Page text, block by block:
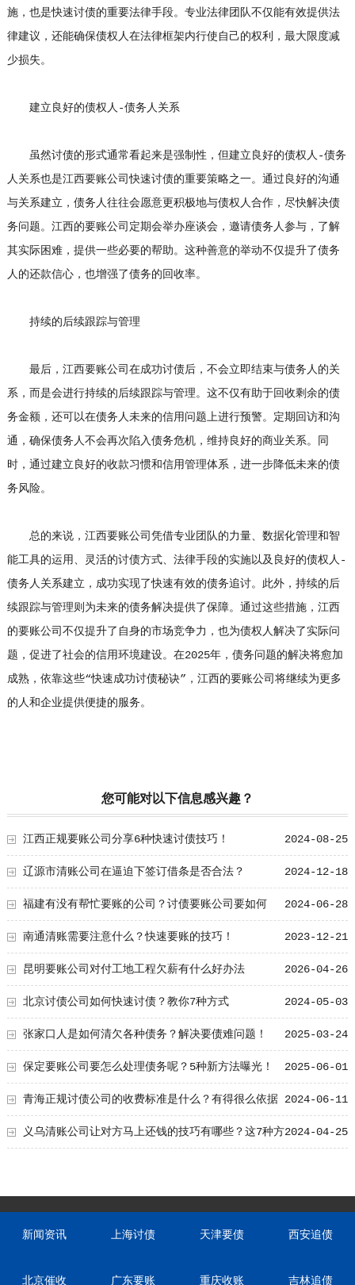
施，也是快速讨债的重要法律手段。专业法律团队不仅能有效提供法
律建议，还能确保债权人在法律框架内行使自己的权利，最大限度减
少损失。
建立良好的债权人-债务人关系
虽然讨债的形式通常看起来是强制性，但建立良好的债权人-债务
人关系也是江西要账公司快速讨债的重要策略之一。通过良好的沟通
与关系建立，债务人往往会愿意更积极地与债权人合作，尽快解决债
务问题。江西的要账公司定期会举办座谈会，邀请债务人参与，了解
其实际困难，提供一些必要的帮助。这种善意的举动不仅提升了债务
人的还款信心，也增强了债务的回收率。
持续的后续跟踪与管理
最后，江西要账公司在成功讨债后，不会立即结束与债务人的关
系，而是会进行持续的后续跟踪与管理。这不仅有助于回收剩余的债
务金额，还可以在债务人未来的信用问题上进行预警。定期回访和沟
通，确保债务人不会再次陷入债务危机，维持良好的商业关系。同
时，通过建立良好的收款习惯和信用管理体系，进一步降低未来的债
务风险。
总的来说，江西要账公司凭借专业团队的力量、数据化管理和智
能工具的运用、灵活的讨债方式、法律手段的实施以及良好的债权人-
债务人关系建立，成功实现了快速有效的债务追讨。此外，持续的后
续跟踪与管理则为未来的债务解决提供了保障。通过这些措施，江西
的要账公司不仅提升了自身的市场竞争力，也为债权人解决了实际问
题，促进了社会的信用环境建设。在2025年，债务问题的解决将愈加
成熟，依靠这些“快速成功讨债秘诀”，江西的要账公司将继续为更多
的人和企业提供便捷的服务。
您可能对以下信息感兴趣？
2024-08-25
江西正规要账公司分享6种快速讨债技巧！
2024-12-18
辽源市清账公司在逼迫下签订借条是否合法？
2024-06-28
福建有没有帮忙要账的公司？讨债要账公司要如何
选？ 2023-12-21
南通清账需要注意什么？快速要账的技巧！
2026-04-26
昆明要账公司对付工地工程欠薪有什么好办法
2024-05-03
北京讨债公司如何快速讨债？教你7种方式
2025-03-24
张家口人是如何清欠各种债务？解决要债难问题！
2025-06-01
保定要账公司要怎么处理债务呢？5种新方法曝光！
2024-06-11
青海正规讨债公司的收费标准是什么？有得很么依据
呢？ 2024-04-25
义乌清账公司让对方马上还钱的技巧有哪些？这7种方
新闻资讯 上海讨债 天津要债 西安追债
北京催收 广东要账 重庆收账 吉林追债